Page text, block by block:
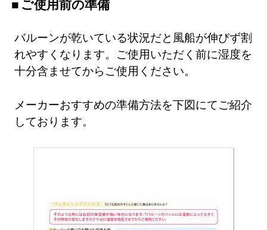
ご使用前の準備
バルーンが乾いている状況だと風船が伸びず割
れやすくなります。ご使用いただく前に湿度を
十分含ませてからご使用ください。
メーカーおすすめの準備方法を下図にてご紹介
しております。